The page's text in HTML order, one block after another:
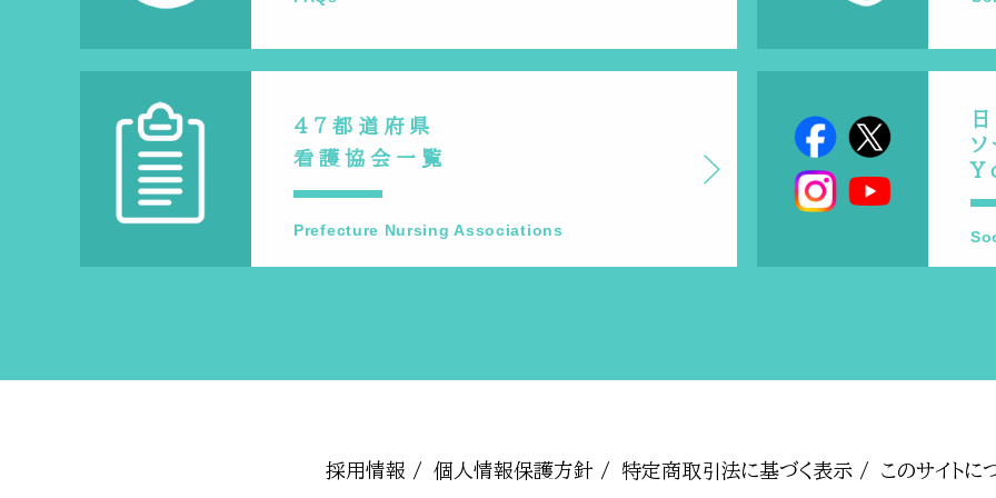
47都道府県
看護協会一覧
Prefecture Nursing Associations
採用情報 / 個人情報保護方針 / 特定商取引法に基づく表示 / このサイトに